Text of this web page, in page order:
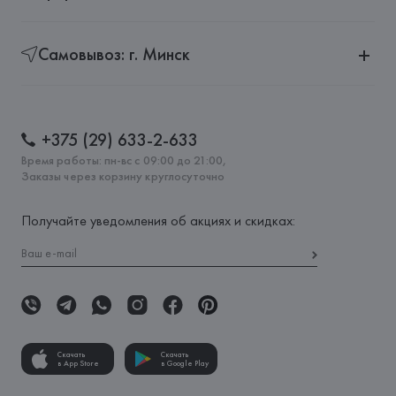
Самовывоз: г. Минск
+375 (29) 633-2-633
Время работы: пн-вс с 09:00 до 21:00,
Заказы через корзину круглосуточно
Получайте уведомления об акциях и скидках:
Скачать
в App Store
Скачать
в Google Play